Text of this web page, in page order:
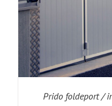
Prido foldeport /